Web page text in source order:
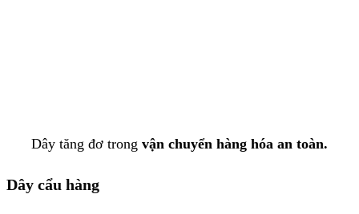
Dây tăng đơ trong vận chuyển hàng hóa an toàn.
Dây cẩu hàng